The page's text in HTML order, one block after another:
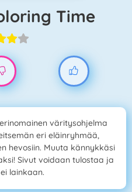
Time
väritysohjelma
eri eläinryhmää,
hevosiin. Muuta kännykkäsi
Sivut voidaan tulostaa ja
lainkaan.